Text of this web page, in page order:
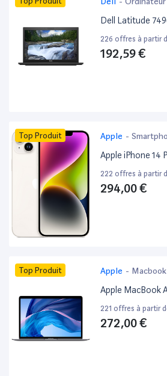
Dell Latitude
226 offres à partir
192,59 €
Top Produit Apple -
Apple iPhone 14
222 offres à partir
294,00 €
Top Produit Apple - Macbook
Apple MacBook
221 offres à partir
272,00 €